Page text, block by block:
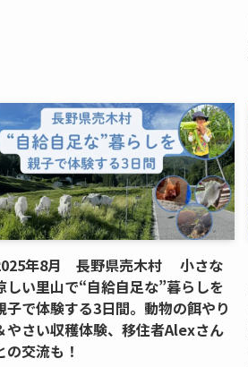
年8月 長野県売木村 小さな
しい里山で“自給自足な”暮らしを
子で体験する3日間。動物の餌やり
やさい収穫体験、移住者Alexさん
の交流も！